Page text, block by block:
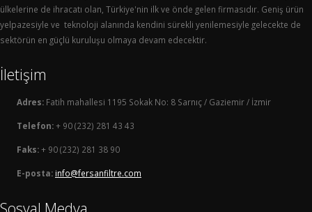
ülkelerine de ihracatı olan, Türkiye'nin ilk ve önde gelen firmasıdır. Geniş ürün
yelpazesiyle ve teknoloji alanında kendini sürekli yenilemesiyle gelecekte de
sektörün en güçlü kuruluşu olmaya devam edecektir.
İletişim
Adres: Fatih mahallesi 1195 Sokak No: 8 Sarnıç / Gaziemir / İzmir
Telefon:+ 90 (232) 281 43 43
Faks:+ 90 (232) 281 38 90
E-posta: info@fersanfiltre.com